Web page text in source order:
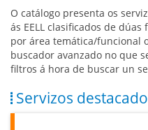
O catálogo presenta os
ás EELL clasificados de
por área temática/funcional
buscador avanzado no que
filtros á hora de buscar un
Servizos